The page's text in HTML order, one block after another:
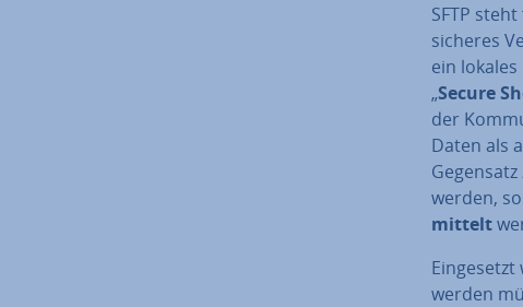
SFTP
sicheres
ein
„Secure
der
Daten als
werden,
mit­telt
werden